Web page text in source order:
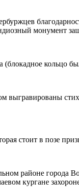
монумент
(блокадное кольцо
выгравированы
стоит в позе
районе города
кургане